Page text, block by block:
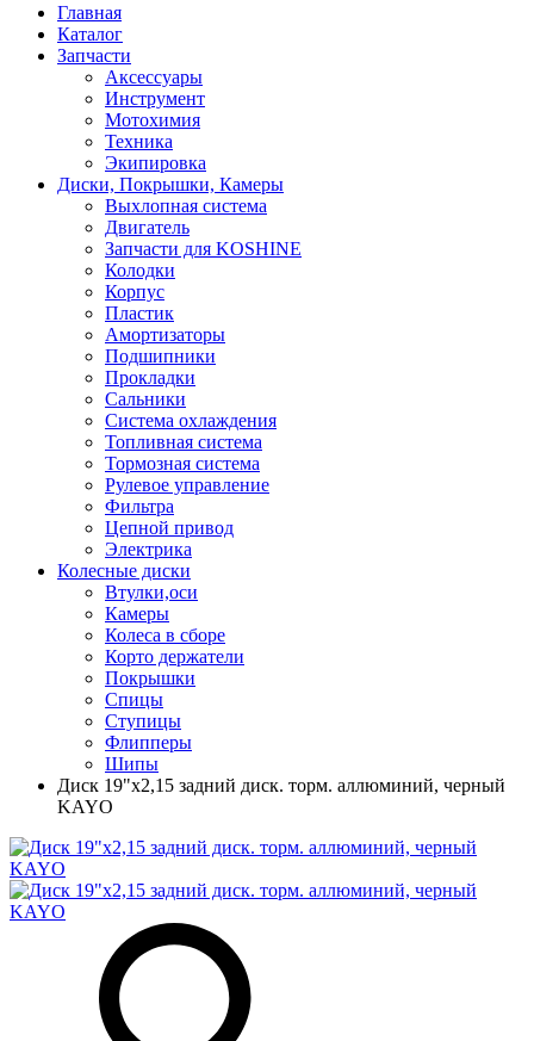
Главная
Каталог
Запчасти
Аксессуары
Инструмент
Мотохимия
Техника
Экипировка
Диски, Покрышки, Камеры
Выхлопная система
Двигатель
Запчасти для KOSHINE
Колодки
Корпус
Пластик
Амортизаторы
Подшипники
Прокладки
Сальники
Система охлаждения
Топливная система
Тормозная система
Рулевое управление
Фильтра
Цепной привод
Электрика
Колесные диски
Втулки,оси
Камеры
Колеса в сборе
Корто держатели
Покрышки
Спицы
Ступицы
Флипперы
Шипы
Диск 19"х2,15 задний диск. торм. аллюминий, черный
KAYO